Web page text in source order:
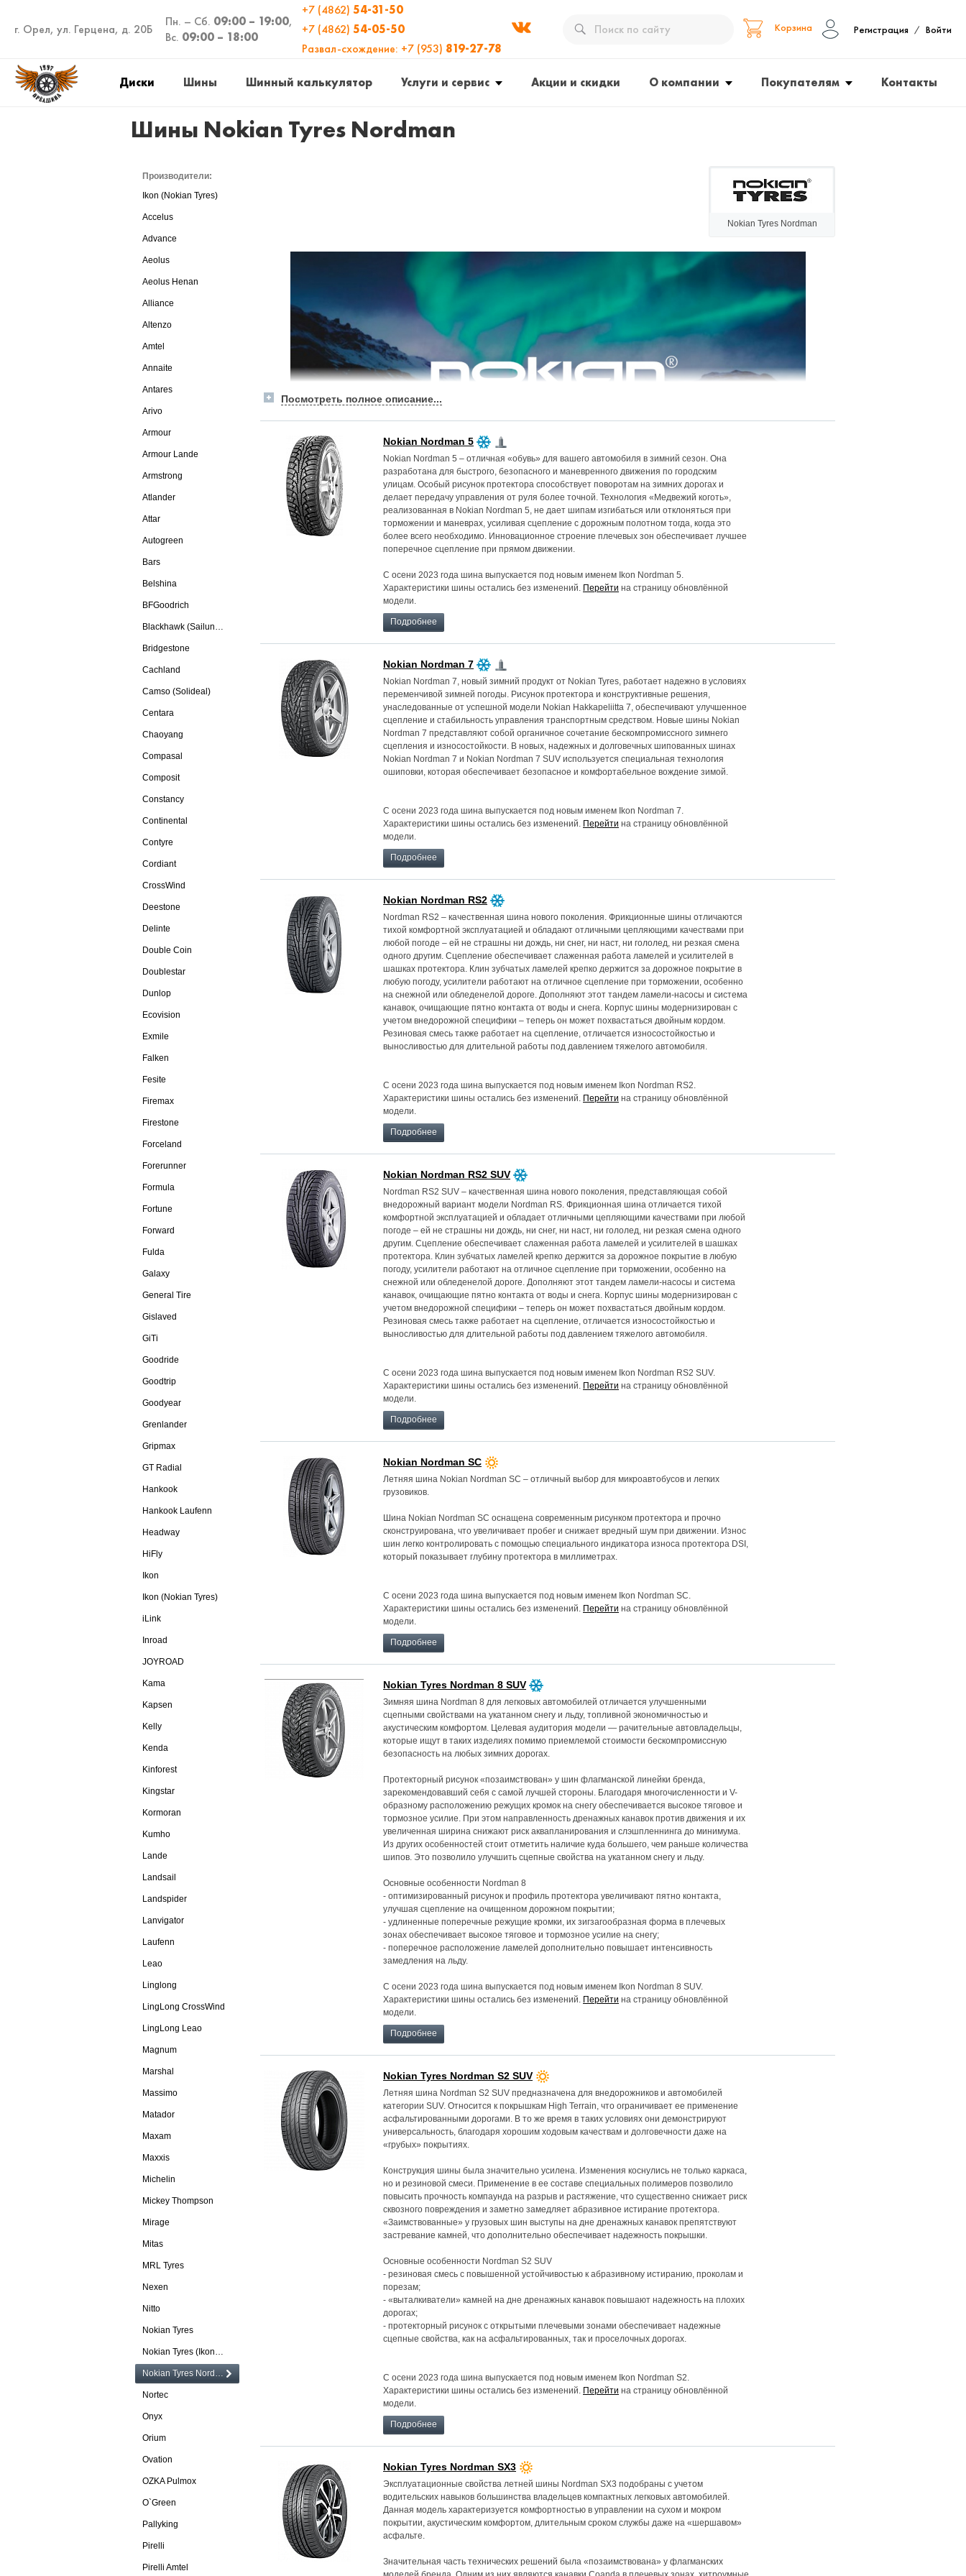
г. Орел, ул. Герцена, д. 20Б
Пн. – Сб. 09:00 – 19:00,
Вс. 09:00 – 18:00
+7 (4862) 54-31-50
+7 (4862) 54-05-50
Развал-схождение: +7 (953) 819-27-78
Корзина Регистрация / Войти
Диски Шины Шинный калькулятор Услуги и сервис Акции и скидки О компании Покупателям Контакты
Шины Nokian Tyres Nordman
Производители:
Ikon (Nokian Tyres)
Accelus
Advance
Aeolus
Aeolus Henan
Alliance
Altenzo
Amtel
Annaite
Antares
Arivo
Armour
Armour Lande
Armstrong
Atlander
Attar
Autogreen
Bars
Belshina
BFGoodrich
Blackhawk (Sailun Group Co., LTD)
Bridgestone
Cachland
Camso (Solideal)
Centara
Chaoyang
Compasal
Composit
Constancy
Continental
Contyre
Cordiant
CrossWind
Deestone
Delinte
Double Coin
Doublestar
Dunlop
Ecovision
Exmile
Falken
Fesite
Firemax
Firestone
Forceland
Forerunner
Formula
Fortune
Forward
Fulda
Galaxy
General Tire
Gislaved
GiTi
Goodride
Goodtrip
Goodyear
Grenlander
Gripmax
GT Radial
Hankook
Hankook Laufenn
Headway
HiFly
Ikon
Ikon (Nokian Tyres)
iLink
Inroad
JOYROAD
Kama
Kapsen
Kelly
Kenda
Kinforest
Kingstar
Kormoran
Kumho
Lande
Landsail
Landspider
Lanvigator
Laufenn
Leao
Linglong
LingLong CrossWind
LingLong Leao
Magnum
Marshal
Massimo
Matador
Maxam
Maxxis
Michelin
Mickey Thompson
Mirage
Mitas
MRL Tyres
Nexen
Nitto
Nokian Tyres
Nokian Tyres (Ikon Tyres)
Nokian Tyres Nordman
Nortec
Onyx
Orium
Ovation
OZKA Pulmox
O`Green
Pallyking
Pirelli
Pirelli Amtel
Nokian Tyres Nordman
Nokian Nordman 5
Nokian Nordman 5 – отличная «обувь» для вашего автомобиля в зимний сезон. Она
разработана для быстрого, безопасного и маневренного движения по городским
улицам. Особый рисунок протектора способствует поворотам на зимних дорогах и
делает передачу управления от руля более точной. Технология «Медвежий коготь»,
реализованная в Nokian Nordman 5, не дает шипам изгибаться или отклоняться при
торможении и маневрах, усиливая сцепление с дорожным полотном тогда, когда это
более всего необходимо. Инновационное строение плечевых зон обеспечивает лучшее
поперечное сцепление при прямом движении.
С осени 2023 года шина выпускается под новым именем Ikon Nordman 5.
Характеристики шины остались без изменений. Перейти на страницу обновлённой
модели.
Подробнее
Nokian Nordman 7
Nokian Nordman 7, новый зимний продукт от Nokian Tyres, работает надежно в условиях
переменчивой зимней погоды. Рисунок протектора и конструктивные решения,
унаследованные от успешной модели Nokian Hakkapeliitta 7, обеспечивают улучшенное
сцепление и стабильность управления транспортным средством. Новые шины Nokian
Nordman 7 представляют собой органичное сочетание бескомпромиссного зимнего
сцепления и износостойкости. В новых, надежных и долговечных шипованных шинах
Nokian Nordman 7 и Nokian Nordman 7 SUV используется специальная технология
ошиповки, которая обеспечивает безопасное и комфортабельное вождение зимой.
С осени 2023 года шина выпускается под новым именем Ikon Nordman 7.
Характеристики шины остались без изменений. Перейти на страницу обновлённой
модели.
Подробнее
Nokian Nordman RS2
Nordman RS2 – качественная шина нового поколения. Фрикционные шины отличаются
тихой комфортной эксплуатацией и обладают отличными цепляющими качествами при
любой погоде – ей не страшны ни дождь, ни снег, ни наст, ни гололед, ни резкая смена
одного другим. Сцепление обеспечивает слаженная работа ламелей и усилителей в
шашках протектора. Клин зубчатых ламелей крепко держится за дорожное покрытие в
любую погоду, усилители работают на отличное сцепление при торможении, особенно
на снежной или обледенелой дороге. Дополняют этот тандем ламели-насосы и система
канавок, очищающие пятно контакта от воды и снега. Корпус шины модернизирован с
учетом внедорожной специфики – теперь он может похвастаться двойным кордом.
Резиновая смесь также работает на сцепление, отличается износостойкостью и
выносливостью для длительной работы под давлением тяжелого автомобиля.
С осени 2023 года шина выпускается под новым именем Ikon Nordman RS2.
Характеристики шины остались без изменений. Перейти на страницу обновлённой
модели.
Подробнее
Nokian Nordman RS2 SUV
Nordman RS2 SUV – качественная шина нового поколения, представляющая собой
внедорожный вариант модели Nordman RS. Фрикционная шина отличается тихой
комфортной эксплуатацией и обладает отличными цепляющими качествами при любой
погоде – ей не страшны ни дождь, ни снег, ни наст, ни гололед, ни резкая смена одного
другим. Сцепление обеспечивает слаженная работа ламелей и усилителей в шашках
протектора. Клин зубчатых ламелей крепко держится за дорожное покрытие в любую
погоду, усилители работают на отличное сцепление при торможении, особенно на
снежной или обледенелой дороге. Дополняют этот тандем ламели-насосы и система
канавок, очищающие пятно контакта от воды и снега. Корпус шины модернизирован с
учетом внедорожной специфики – теперь он может похвастаться двойным кордом.
Резиновая смесь также работает на сцепление, отличается износостойкостью и
выносливостью для длительной работы под давлением тяжелого автомобиля.
С осени 2023 года шина выпускается под новым именем Ikon Nordman RS2 SUV.
Характеристики шины остались без изменений. Перейти на страницу обновлённой
модели.
Подробнее
Nokian Nordman SC
Летняя шина Nokian Nordman SC – отличный выбор для микроавтобусов и легких
грузовиков.
Шина Nokian Nordman SC оснащена современным рисунком протектора и прочно
сконструирована, что увеличивает пробег и снижает вредный шум при движении. Износ
шин легко контролировать с помощью специального индикатора износа протектора DSI,
который показывает глубину протектора в миллиметрах.
С осени 2023 года шина выпускается под новым именем Ikon Nordman SC.
Характеристики шины остались без изменений. Перейти на страницу обновлённой
модели.
Подробнее
Nokian Tyres Nordman 8 SUV
Зимняя шина Nordman 8 для легковых автомобилей отличается улучшенными
сцепными свойствами на укатанном снегу и льду, топливной экономичностью и
акустическим комфортом. Целевая аудитория модели — рачительные автовладельцы,
которые ищут в таких изделиях помимо приемлемой стоимости бескомпромиссную
безопасность на любых зимних дорогах.
Протекторный рисунок «позаимствован» у шин флагманской линейки бренда,
зарекомендовавший себя с самой лучшей стороны. Благодаря многочисленности и V-
образному расположению режущих кромок на снегу обеспечивается высокое тяговое и
тормозное усилие. При этом направленность дренажных канавок против движения и их
увеличенная ширина снижают риск аквапланирования и слэшпленнинга до минимума.
Из других особенностей стоит отметить наличие куда большего, чем раньше количества
шипов. Это позволило улучшить сцепные свойства на укатанном снегу и льду.
Основные особенности Nordman 8
- оптимизированный рисунок и профиль протектора увеличивают пятно контакта,
улучшая сцепление на очищенном дорожном покрытии;
- удлиненные поперечные режущие кромки, их зигзагообразная форма в плечевых
зонах обеспечивает высокое тяговое и тормозное усилие на снегу;
- поперечное расположение ламелей дополнительно повышает интенсивность
замедления на льду.
С осени 2023 года шина выпускается под новым именем Ikon Nordman 8 SUV.
Характеристики шины остались без изменений. Перейти на страницу обновлённой
модели.
Подробнее
Nokian Tyres Nordman S2 SUV
Летняя шина Nordman S2 SUV предназначена для внедорожников и автомобилей
категории SUV. Относится к покрышкам High Terrain, что ограничивает ее применение
асфальтированными дорогами. В то же время в таких условиях они демонстрируют
универсальность, благодаря хорошим ходовым качествам и долговечности даже на
«грубых» покрытиях.
Конструкция шины была значительно усилена. Изменения коснулись не только каркаса,
но и резиновой смеси. Применение в ее составе специальных полимеров позволило
повысить прочность компаунда на разрыв и растяжение, что существенно снижает риск
сквозного повреждения и заметно замедляет абразивное истирание протектора.
«Заимствованные» у грузовых шин выступы на дне дренажных канавок препятствуют
застревание камней, что дополнительно обеспечивает надежность покрышки.
Основные особенности Nordman S2 SUV
- резиновая смесь с повышенной устойчивостью к абразивному истиранию, проколам и
порезам;
- «выталкиватели» камней на дне дренажных канавок повышают надежность на плохих
дорогах;
- протекторный рисунок с открытыми плечевыми зонами обеспечивает надежные
сцепные свойства, как на асфальтированных, так и проселочных дорогах.
С осени 2023 года шина выпускается под новым именем Ikon Nordman S2.
Характеристики шины остались без изменений. Перейти на страницу обновлённой
модели.
Подробнее
Nokian Tyres Nordman SX3
Эксплуатационные свойства летней шины Nordman SX3 подобраны с учетом
водительских навыков большинства владельцев компактных легковых автомобилей.
Данная модель характеризуется комфортностью в управлении на сухом и мокром
покрытии, акустическим комфортом, длительным сроком службы даже на «шершавом»
асфальте.
Значительная часть технических решений была «позаимствована» у флагманских